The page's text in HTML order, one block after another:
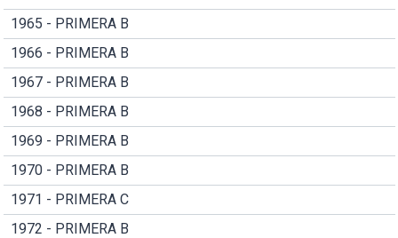
1965 - PRIMERA B
1966 - PRIMERA B
1967 - PRIMERA B
1968 - PRIMERA B
1969 - PRIMERA B
1970 - PRIMERA B
1971 - PRIMERA C
1972 - PRIMERA B